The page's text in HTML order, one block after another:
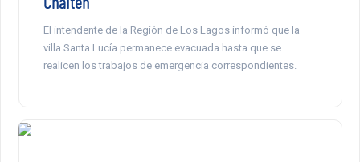
El intendente de la Región de Los Lagos informó que la
villa Santa Lucía permanece evacuada hasta que se
realicen los trabajos de emergencia correspondientes.